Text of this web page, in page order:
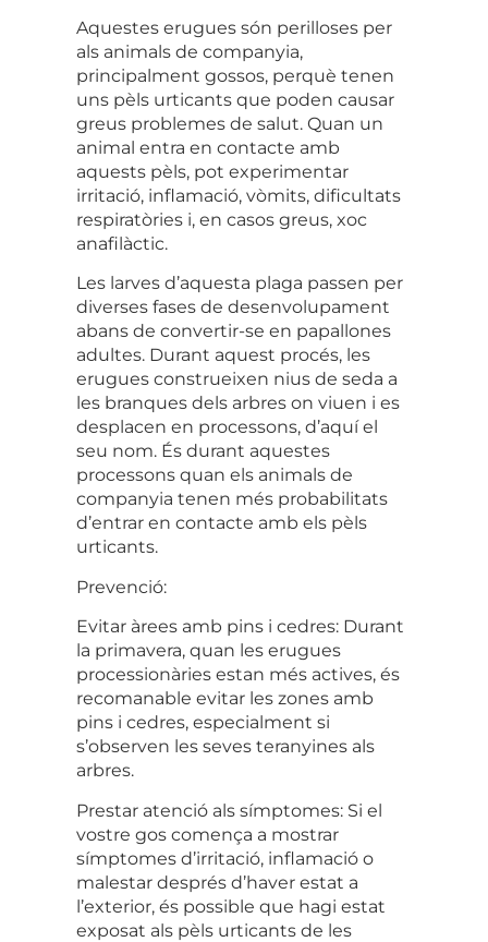
Aquestes erugues són perilloses per
als animals de companyia,
principalment gossos, perquè tenen
uns pèls urticants que poden causar
greus problemes de salut. Quan un
animal entra en contacte amb
aquests pèls, pot experimentar
irritació, inflamació, vòmits, dificultats
respiratòries i, en casos greus, xoc
anafilàctic.
Les larves d’aquesta plaga passen per
diverses fases de desenvolupament
abans de convertir-se en papallones
adultes. Durant aquest procés, les
erugues construeixen nius de seda a
les branques dels arbres on viuen i es
desplacen en processons, d’aquí el
seu nom. És durant aquestes
processons quan els animals de
companyia tenen més probabilitats
d’entrar en contacte amb els pèls
urticants.
Prevenció:
Evitar àrees amb pins i cedres: Durant
la primavera, quan les erugues
processionàries estan més actives, és
recomanable evitar les zones amb
pins i cedres, especialment si
s’observen les seves teranyines als
arbres.
Prestar atenció als símptomes: Si el
vostre gos comença a mostrar
símptomes d’irritació, inflamació o
malestar després d’haver estat a
l’exterior, és possible que hagi estat
exposat als pèls urticants de les